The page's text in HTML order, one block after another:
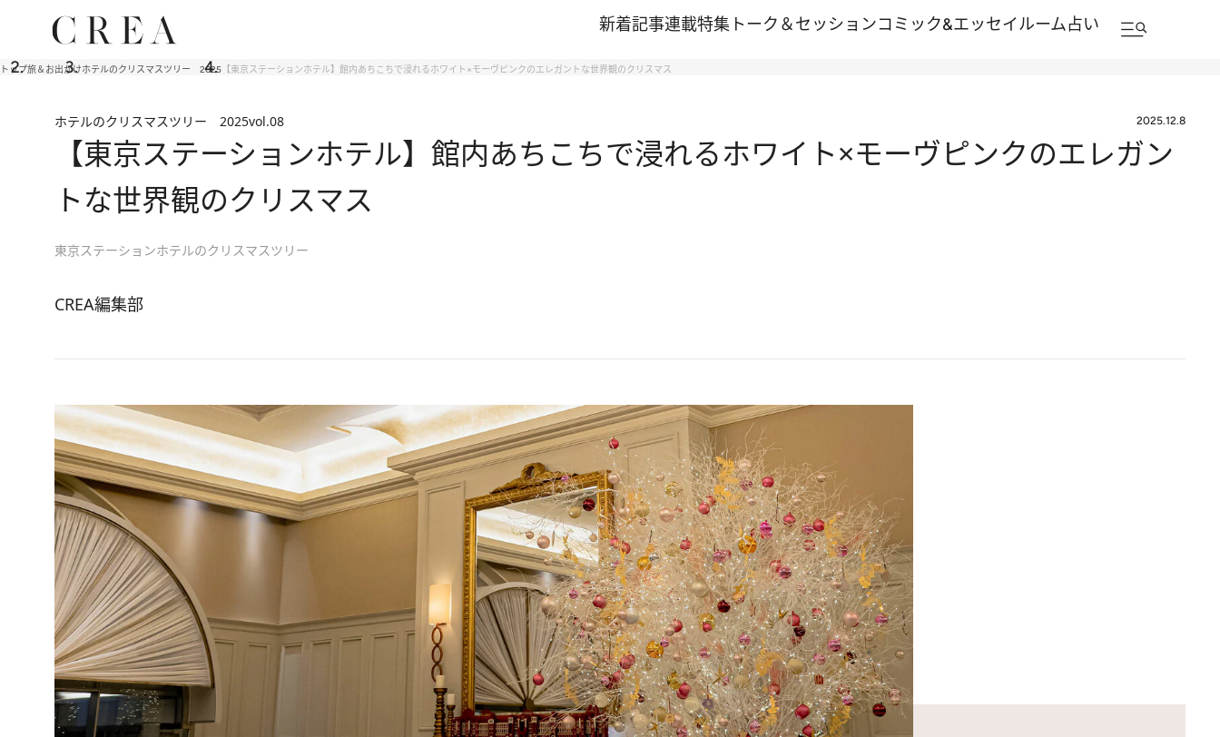
新着記事連載特集 トーク＆セッションコミック&エッセイルーム占い
トップ旅＆お出かけホテルのクリスマスツリー 2025 【東京ステーションホテル】館内あちこちで浸れるホワイト×モーヴピンクのエレガントな世界観のクリスマス
ホテルのクリスマスツリー 2025vol.08 2025.12.8
【東京ステーションホテル】館内あちこちで浸れるホワイト×モーヴピンクのエレガン
トな世界観のクリスマス
東京ステーションホテルのクリスマスツリー
CREA編集部